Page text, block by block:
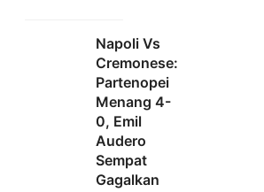
Napoli Vs
Cremonese:
Partenopei
Menang 4-
0, Emil
Audero
Sempat
Gagalkan